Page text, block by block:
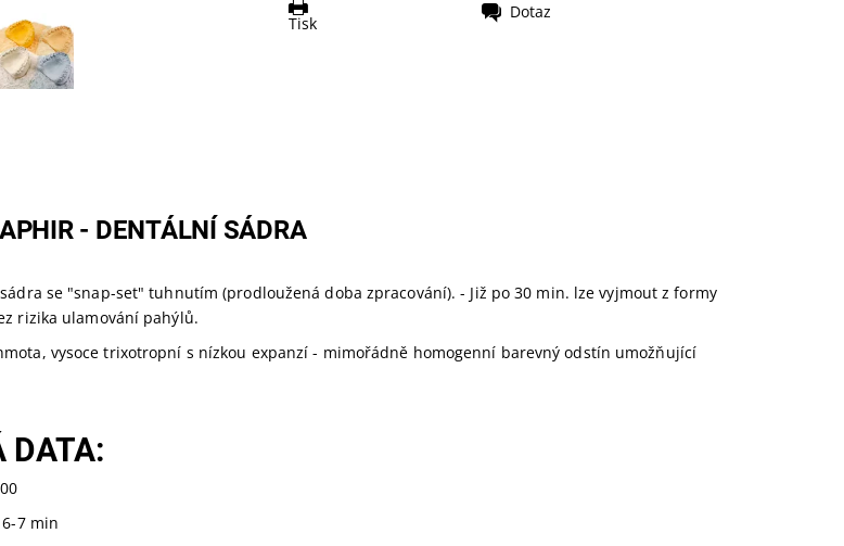
Tisk
Dotaz
- DENTÁLNÍ SÁDRA
se "snap-set" tuhnutím (prodloužená doba zpracování). - Již po 30 min. lze vyjmout z formy
rizika ulamování pahýlů.
vysoce trixotropní s nízkou expanzí - mimořádně homogenní barevný odstín umožňující
DATA:
7 min